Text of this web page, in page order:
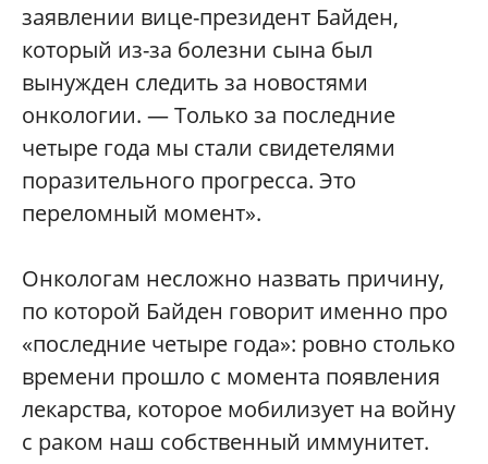
заявлении вице-президент Байден,
который из-за болезни сына был
вынужден следить за новостями
онкологии. — Только за последние
четыре года мы стали свидетелями
поразительного прогресса. Это
переломный момент».
Онкологам несложно назвать причину,
по которой Байден говорит именно про
«последние четыре года»: ровно столько
времени прошло с момента появления
лекарства, которое мобилизует на войну
с раком наш собственный иммунитет.